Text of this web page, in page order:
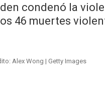
condenó la
46 muertes
Alex Wong | Getty Images